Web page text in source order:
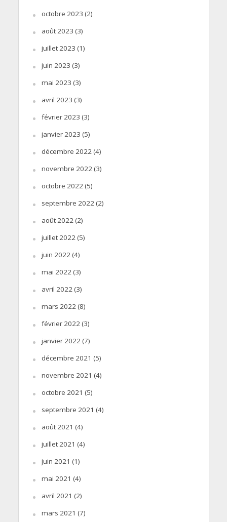
octobre 2023 (2)
août 2023 (3)
juillet 2023 (1)
juin 2023 (3)
mai 2023 (3)
avril 2023 (3)
février 2023 (3)
janvier 2023 (5)
décembre 2022(4)
novembre 2022(3)
octobre 2022(5)
septembre 2022(2)
août 2022(2)
juillet 2022(5)
juin 2022(4)
mai 2022(3)
avril 2022(3)
mars 2022(8)
février 2022(3)
janvier 2022(7)
décembre 2021 (5)
novembre 2021 (4)
octobre 2021 (5)
septembre 2021 (4)
août 2021 (4)
juillet 2021 (4)
juin 2021 (1)
mai 2021 (4)
avril 2021 (2)
mars 2021 (7)